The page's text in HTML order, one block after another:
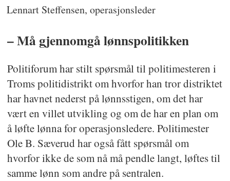
Lennart Steffensen, operasjonsleder
– Må gjennomgå lønnspolitikken
Politiforum har stilt spørsmål til politimesteren i
Troms politidistrikt om hvorfor han tror distriktet
har havnet nederst på lønnsstigen, om det har
vært en villet utvikling og om de har en plan om
å løfte lønna for operasjonsledere. Politimester
Ole B. Sæverud har også fått spørsmål om
hvorfor ikke de som nå må pendle langt, løftes til
samme lønn som andre på sentralen.